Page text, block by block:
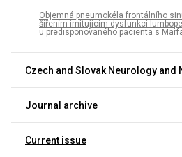
Objemná pneumokéla frontálního
šířením imitujícím dysfunkci
u predisponovaného pacienta s
Czech and Slovak Neurology and
Journal archive
Current issue